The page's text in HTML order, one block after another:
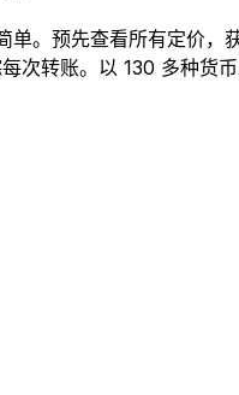
单。预先查看所有定价，
次转账。以 130 多种货